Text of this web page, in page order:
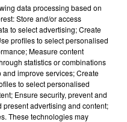
: découvrez les
d'observation
data processing based on
Store and/or access
to select advertising; Create
profiles to select personalised
Measure content
statistics or combinations
improve services; Create
to select personalised
Ensure security, prevent and
present advertising and content;
These technologies may